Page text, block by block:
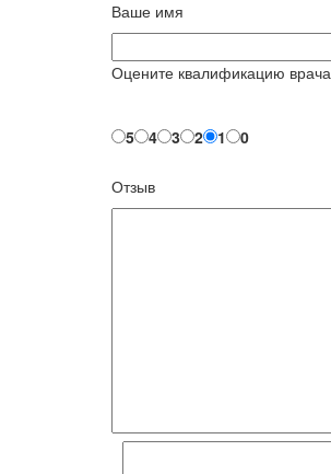
Ваше имя
Оцените квалификацию врача
5 4 3 2 1 0
Отзыв